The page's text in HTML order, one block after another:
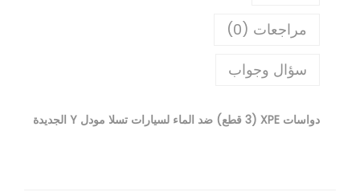
مراجعات (0)
سؤال وجواب
دواسات XPE (3 قطع) ضد الماء لسيارات تسلا مودل Y الجديدة